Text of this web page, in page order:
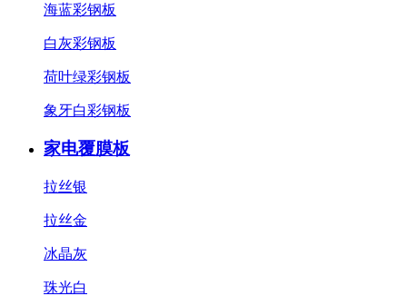
海蓝彩钢板
白灰彩钢板
荷叶绿彩钢板
象牙白彩钢板
家电覆膜板
拉丝银
拉丝金
冰晶灰
珠光白